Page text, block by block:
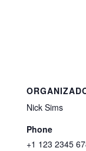
Nick Sims
Phone
+1 123 2345